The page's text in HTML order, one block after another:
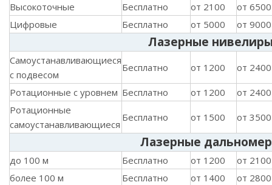
Высокоточные
Бесплатно от 2100
от 6500
Цифровые
Бесплатно от 5000 от 9000
Лазерные
Самоустанавливающиеся
с подвесом
Бесплатно от 1200 от 2400
Ротационные с уровнем Бесплатно от 1200
от 2400
Ротационные
самоустанавливающиеся
Бесплатно от 1500 от 3500
Лазерные
до 100 м Бесплатно от 1200
от 2100
более 100 м
Бесплатно от 1400 от 2800